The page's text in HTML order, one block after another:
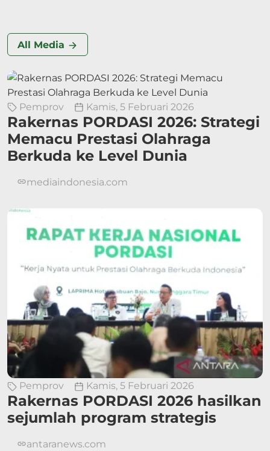
All Media
Pemprov Kamis, 5 Februari 2026
Rakernas PORDASI 2026: Strategi
Memacu Prestasi Olahraga
Berkuda ke Level Dunia
mediaindonesia.com
Pemprov Kamis, 5 Februari 2026
Rakernas PORDASI 2026 hasilkan
sejumlah program strategis
antaranews.com